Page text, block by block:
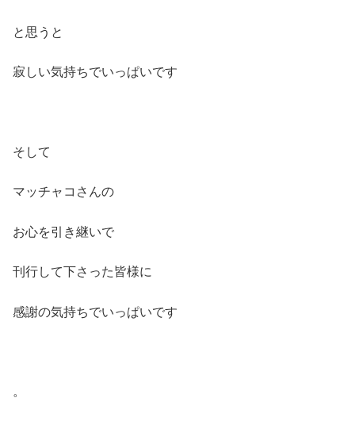
と思うと
寂しい気持ちでいっぱいです
そして
マッチャコさんの
お心を引き継いで
刊行して下さった皆様に
感謝の気持ちでいっぱいです
。